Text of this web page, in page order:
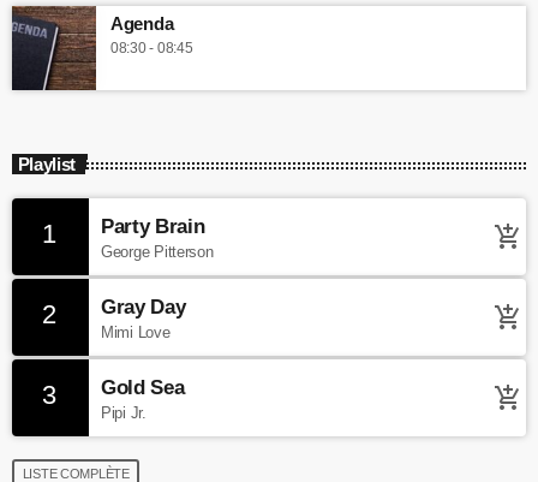
Agenda
08:30 - 08:45
Playlist
1 Party Brain
George Pitterson add_shopping_cart
2 Gray Day
Mimi Love add_shopping_cart
3 Gold Sea
Pipi Jr. add_shopping_cart
LISTE COMPLÈTE